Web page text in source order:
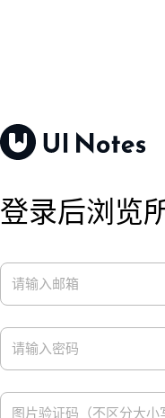
登录后浏览